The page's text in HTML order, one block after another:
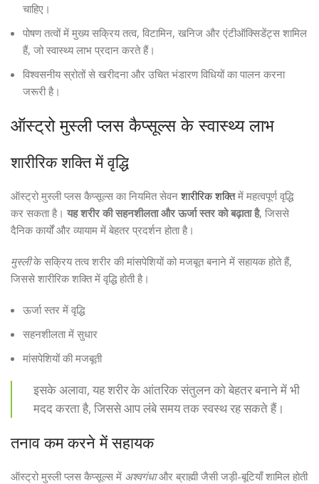
चाहिए।
पोषण तत्वों में मुख्य सक्रिय तत्व, विटामिन, खनिज और एंटीऑक्सिडेंट्स शामिल
हैं, जो स्वास्थ्य लाभ प्रदान करते हैं।
विश्वसनीय स्रोतों से खरीदना और उचित भंडारण विधियों का पालन करना
जरूरी है।
ऑस्ट्रो मुस्ली प्लस कैप्सूल्स के स्वास्थ्य लाभ
शारीरिक शक्ति में वृद्धि
ऑस्ट्रो मुस्ली प्लस कैप्सूल्स का नियमित सेवनशारीरिक शक्तिमें महत्वपूर्ण वृद्धि
कर सकता है। यह शरीर की सहनशीलता और ऊर्जा स्तर को बढ़ाता है, जिससे
दैनिक कार्यों और व्यायाम में बेहतर प्रदर्शन होता है।
मुस्लीके सक्रिय तत्व शरीर की मांसपेशियों को मजबूत बनाने में सहायक होते हैं,
जिससे शारीरिक शक्ति में वृद्धि होती है।
ऊर्जा स्तर में वृद्धि
सहनशीलता में सुधार
मांसपेशियों की मजबूती
इसके अलावा, यह शरीर के आंतरिक संतुलन को बेहतर बनाने में भी
मदद करता है, जिससे आप लंबे समय तक स्वस्थ रह सकते हैं।
तनाव कम करने में सहायक
ऑस्ट्रो मुस्ली प्लस कैप्सूल्स में अश्वगंधाऔर ब्राह्मी जैसी जड़ी-बूटियाँ शामिल होती